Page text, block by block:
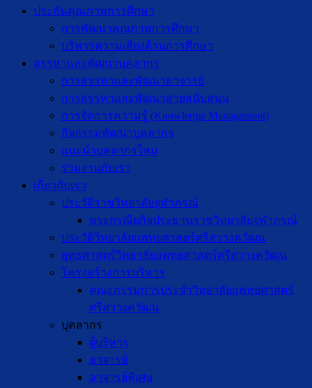
ประกันคุณภาพการศึกษา
การพัฒนาคุณภาพการศึกษา
บริหารความเสี่ยงด้านการศึกษา
สรรหาและพัฒนาบุคลากร
การสรรหาและพัฒนาอาจารย์
การสรรหาและพัฒนาสายสนับสนุน
การจัดการความรู้ (Knowledge Management)
กิจกรรมพัฒนาบุคลากร
แนะนำบุคลากรใหม่
ร่วมงานกับเรา
เกี่ยวกับเรา
ประวัติราชวิทยาลัยจุฬาภรณ์
พระกรณียกิจประธานราชวิทยาลัยจุฬาภรณ์
ประวัติวิทยาลัยแพทยศาสตร์ศรีสวางควัฒน
ยุทธศาสตร์วิทยาลัยแพทยศาสตร์ศรีสวางควัฒน
โครงสร้างการบริหาร
คณะกรรมการประจำวิทยาลัยแพทยศาสตร์
ศรีสวางควัฒน
บุคลากร
ผู้บริหาร
อาจารย์
อาจารย์พิเศษ